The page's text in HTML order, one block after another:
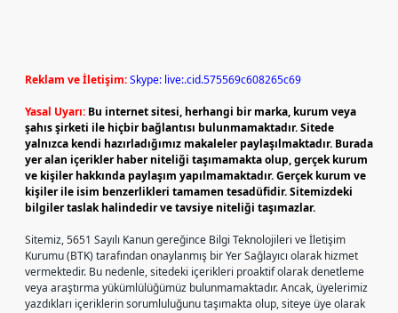
Reklam ve İletişim:Skype: live:.cid.575569c608265c69
Yasal Uyarı: Bu internet sitesi, herhangi bir marka, kurum veya
şahıs şirketi ile hiçbir bağlantısı bulunmamaktadır. Sitede
yalnızca kendi hazırladığımız makaleler paylaşılmaktadır. Burada
yer alan içerikler haber niteliği taşımamakta olup, gerçek kurum
ve kişiler hakkında paylaşım yapılmamaktadır. Gerçek kurum ve
kişiler ile isim benzerlikleri tamamen tesadüfidir. Sitemizdeki
bilgiler taslak halindedir ve tavsiye niteliği taşımazlar.
Sitemiz, 5651 Sayılı Kanun gereğince Bilgi Teknolojileri ve İletişim
Kurumu (BTK) tarafından onaylanmış bir Yer Sağlayıcı olarak hizmet
vermektedir. Bu nedenle, sitedeki içerikleri proaktif olarak denetleme
veya araştırma yükümlülüğümüz bulunmamaktadır. Ancak, üyelerimiz
yazdıkları içeriklerin sorumluluğunu taşımakta olup, siteye üye olarak